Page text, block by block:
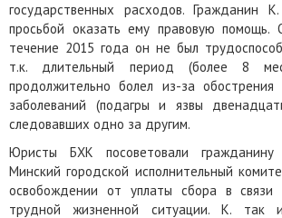
государственных расходов.
просьбой оказать ему правовую помощь.
течение 2015 года он не был
т.к. длительный период (более 8
продолжительно болел из-за обострения
заболеваний (подагры и язвы
следовавших одно за другим.
Юристы БХК посоветовали
Минский городской исполнительный
освобождении от уплаты сбора в
трудной жизненной ситуации. К. так